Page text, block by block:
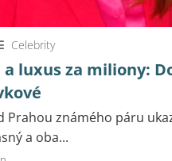
Celebrity
luxus za miliony:
Prahou známého páru
a oba...